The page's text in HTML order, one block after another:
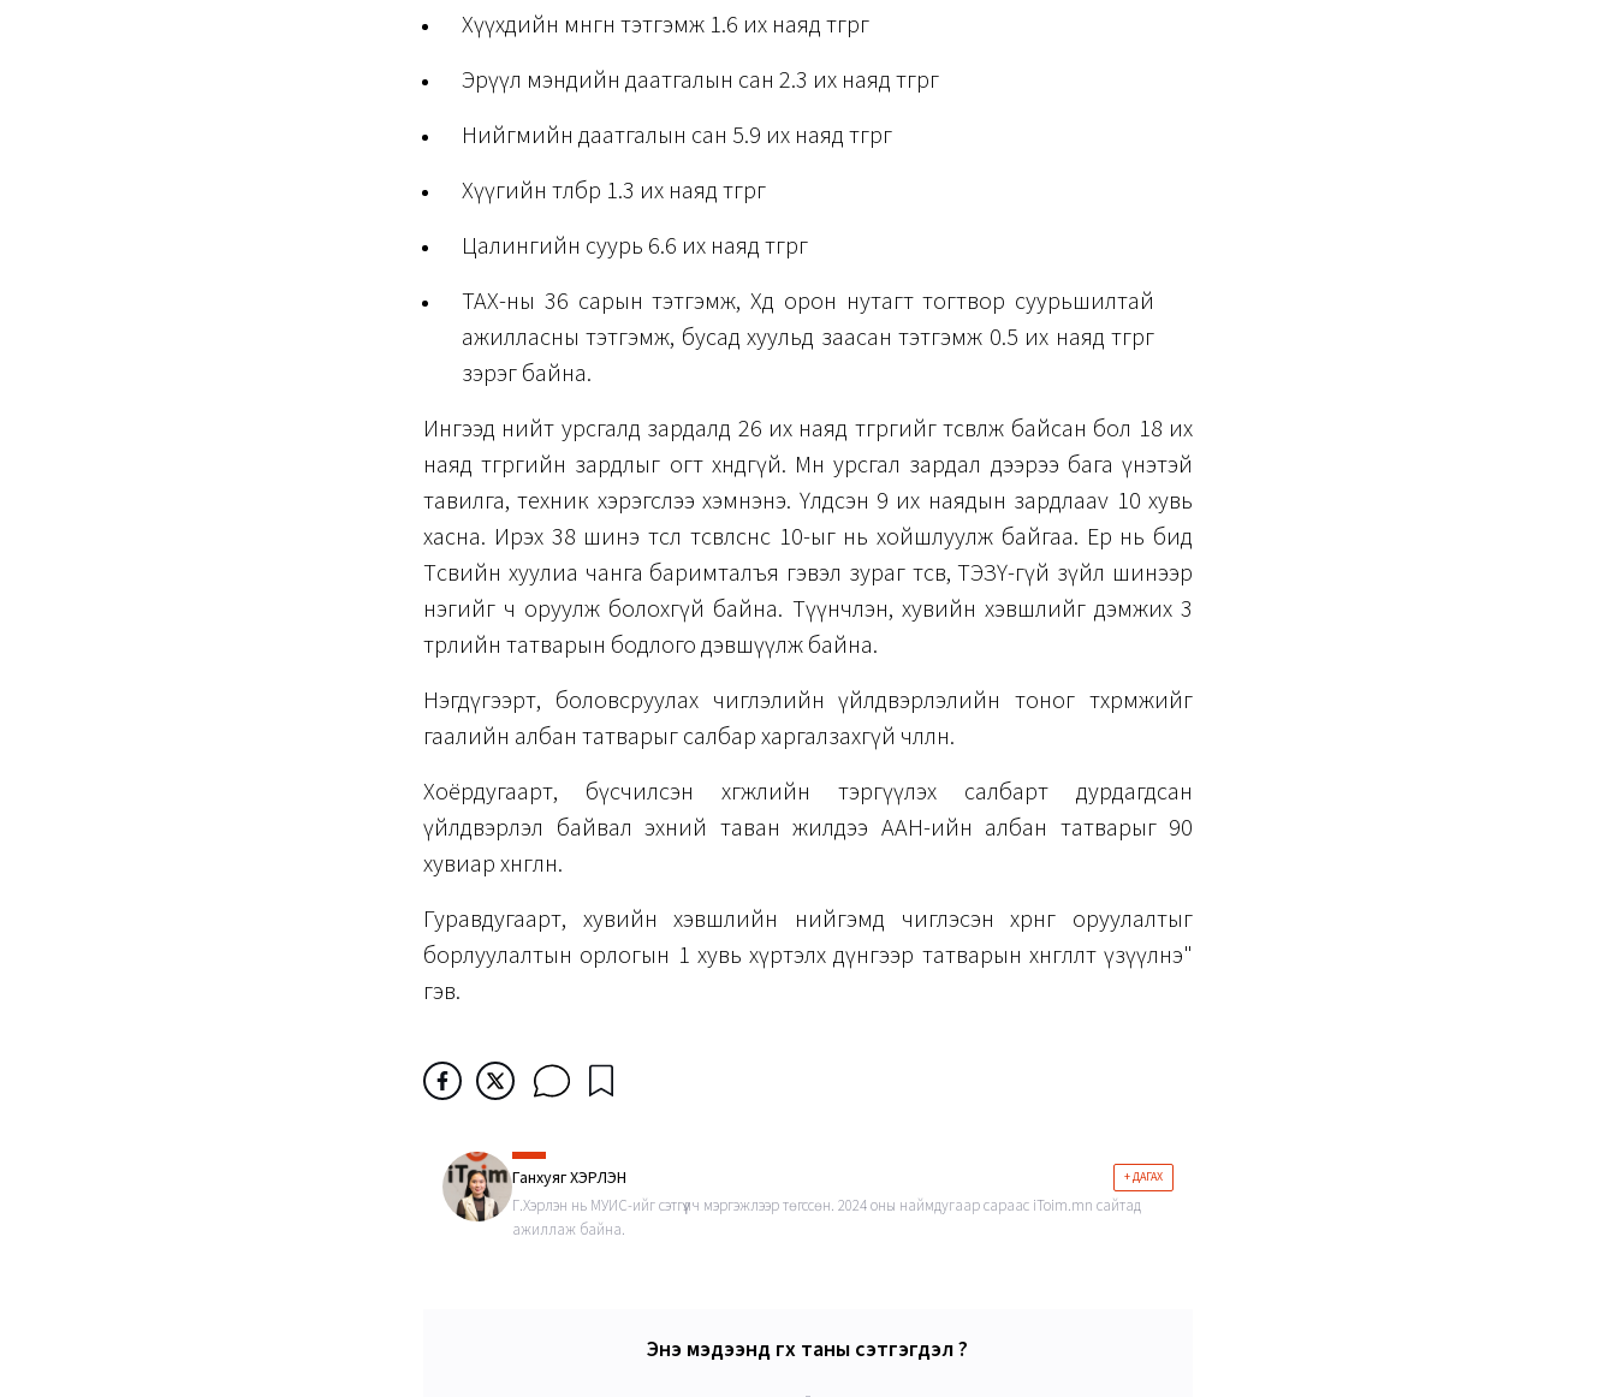
Хүүхдийн мөнгөн тэтгэмж 1.6 их наяд төгрөг
Эрүүл мэндийн даатгалын сан 2.3 их наяд төгрөг
Нийгмийн даатгалын сан 5.9 их наяд төгрөг
Хүүгийн төлбөр 1.3 их наяд төгрөг
Цалингийн суурь 6.6 их наяд төгрөг
ТАХ-ны 36 сарын тэтгэмж, Хөдөө орон нутагт тогтвор суурьшилтай
ажилласны тэтгэмж, бусад хуульд заасан тэтгэмж 0.5 их наяд төгрөг
зэрэг байна.
Ингээд нийт урсгалд зардалд 26 их наяд төгрөгийг төсөвлөж байсан бол 18 их
наяд төгрөгийн зардлыг огт хөндөөгүй. Мөн урсгал зардал дээрээ бага үнэтэй
тавилга, техник хэрэгслээ хэмнэнэ. Үлдсэн 9 их наядын зардлааv 10 хувь
хасна. Ирэх 38 шинэ төсөл төсөвлөснөөс 10-ыг нь хойшлуулж байгаа. Ер нь бид
Төсвийн хуулиа чанга баримталъя гэвэл зураг төсөв, ТЭЗҮ-гүй зүйл шинээр
нэгийг ч оруулж болохгүй байна. Түүнчлэн, хувийн хэвшлийг дэмжих 3
төрлийн татварын бодлого дэвшүүлж байна.
Нэгдүгээрт, боловсруулах чиглэлийн үйлдвэрлэлийн тоног төхөөрөмжийг
гаалийн албан татварыг салбар харгалзахгүй чөлөөлнө.
Хоёрдугаарт, бүсчилсэн хөгжлийн тэргүүлэх салбарт дурдагдсан
үйлдвэрлэл байвал эхний таван жилдээ ААН-ийн албан татварыг 90
хувиар хөнгөлнө.
Гуравдугаарт, хувийн хэвшлийн нийгэмд чиглэсэн хөрөнгө оруулалтыг
борлуулалтын орлогын 1 хувь хүртэлх дүнгээр татварын хөнгөлөлт үзүүлнэ"
гэв.
Ганхуяг ХЭРЛЭН + ДАГАХ
Г.Хэрлэн нь МУИС-ийг сэтгүүлч мэргэжлээр төгссөн. 2024 оны наймдугаар сараас iToim.mn сайтад
ажиллаж байна.
Энэ мэдээнд өгөх таны сэтгэгдэл ?